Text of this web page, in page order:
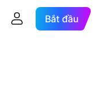
Bắt đầu